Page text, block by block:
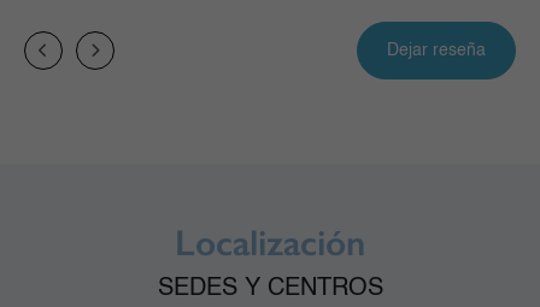
fundamentales Dios los bendiga
Dejar reseña
Localización
SEDES Y CENTROS